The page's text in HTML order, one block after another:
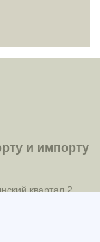
и импорту
квартал 2